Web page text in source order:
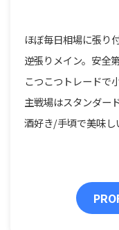
ほぼ毎日相場に張り
逆張りメイン。安全第
こつこつトレードで
主戦場はスタンダー
酒好き/手頃で美味